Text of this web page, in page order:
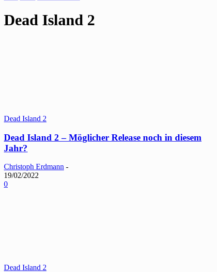
Dead Island 2
Dead Island 2
Dead Island 2 – Möglicher Release noch in diesem
Jahr?
Christoph Erdmann -
19/02/2022
0
Dead Island 2